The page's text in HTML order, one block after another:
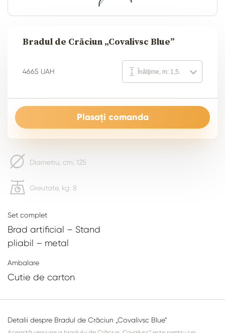
Bradul de Crăciun „Covalivsc Blue”
4665 UAH Înălţime, m: 1,5.
Plasați comanda
Diametru, cm: 125
Greutate, kg: 8
Set complet
Brad artificial – Stand
pliabil – metal
Ambalare
Cutie de carton
Detalii despre Bradul de Crăciun „Covalivsc Blue”